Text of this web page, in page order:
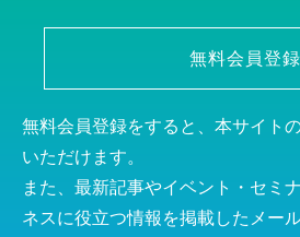
無料会員登録
無料会員登録をすると、本サイト
いただけます。
また、最新記事やイベント・セミ
ネスに役立つ情報を掲載したメー